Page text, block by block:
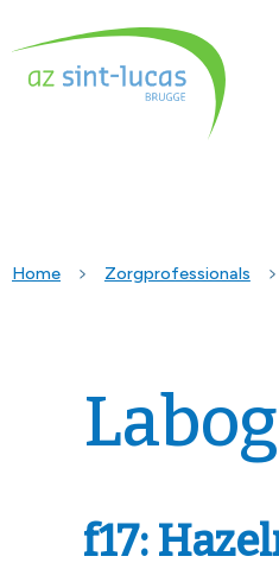
Home Zorgprofessionals
f17: